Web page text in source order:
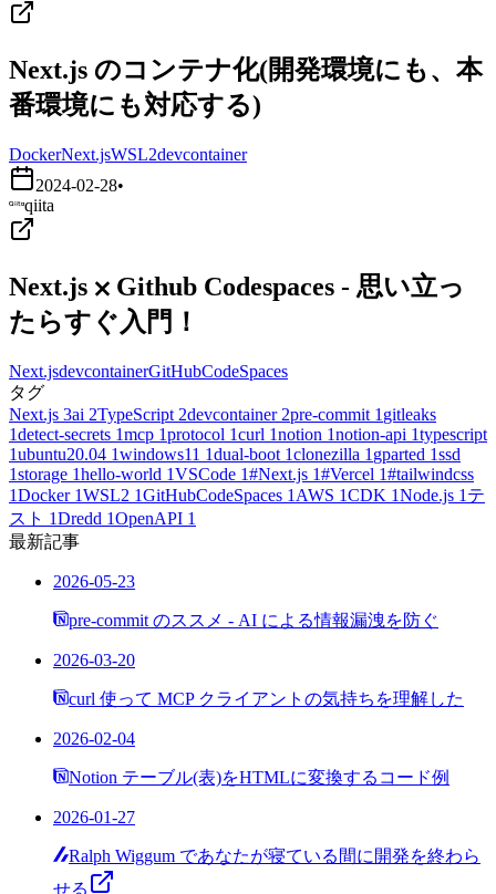
Next.js のコンテナ化(開発環境にも、本
番環境にも対応する)
DockerNext.jsWSL2devcontainer
2024-02-28•
qiita
Next.js ⨉ Github Codespaces - 思い立っ
たらすぐ入門！
Next.jsdevcontainerGitHubCodeSpaces
タグ
Next.js 3ai 2TypeScript 2devcontainer 2pre-commit 1 gitleaks
1detect-secrets 1mcp 1protocol 1curl 1notion 1notion-api 1typescript
1ubuntu20.04 1windows11 1dual-boot 1clonezilla 1 gparted 1ssd
1storage 1hello-world 1VSCode 1#Next.js 1#Vercel 1#tailwindcss
1Docker 1WSL2 1GitHubCodeSpaces 1 AWS 1CDK 1Node.js 1 テ
スト 1Dredd 1OpenAPI 1
最新記事
2026-05-23
pre-commit のススメ - AI による情報漏洩を防ぐ
2026-03-20
curl 使って MCP クライアントの気持ちを理解した
2026-02-04
Notion テーブル(表)をHTMLに変換するコード例
2026-01-27
Ralph Wiggum であなたが寝ている間に開発を終わら
せる